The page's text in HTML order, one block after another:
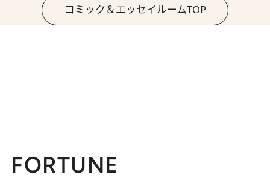
コミック＆エッセイルームTOP
FORTUNE